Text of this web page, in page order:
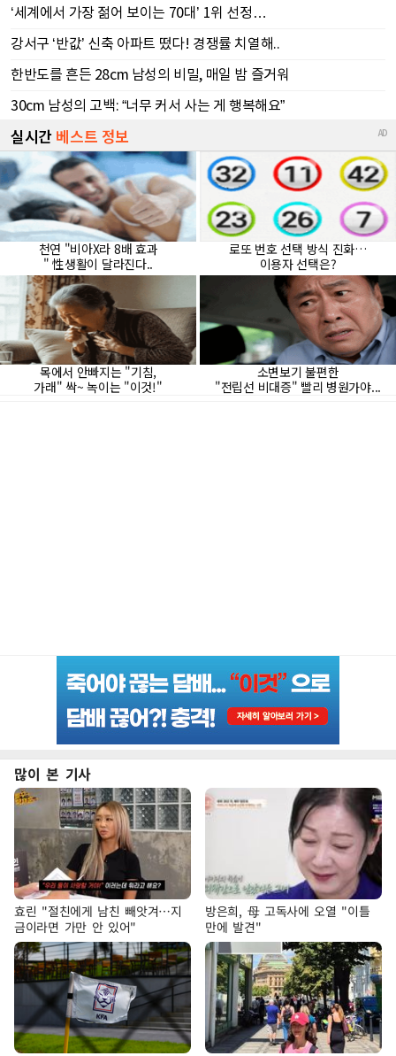
많이 본 기사
효린 "절친에게 남친 빼앗겨…지
금이라면 가만 안 있어"
방은희, 母 고독사에 오열 "이틀
만에 발견"